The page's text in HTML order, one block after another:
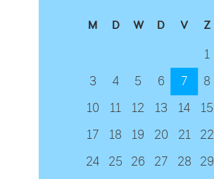
M D W D V Z
1
3
4 5 6 7 8
10
11 12 13 14 15
17
18 19 20 21 22
24
25 26 27 28 29